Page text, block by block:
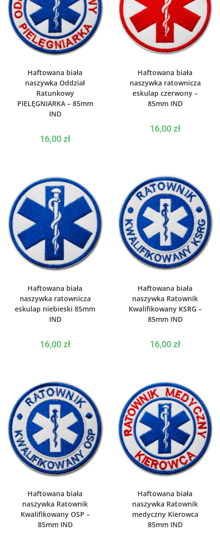
Haftowana biała
naszywka Oddział
Ratunkowy
PIELĘGNIARKA – 85mm
IND
16,00zł
Haftowana biała
naszywka ratownicza
eskulap czerwony –
85mm IND
16,00zł
Haftowana biała
naszywka ratownicza
eskulap niebieski 85mm
IND
16,00zł
Haftowana biała
naszywka Ratownik
Kwalifikowany KSRG –
85mm IND
16,00zł
Haftowana biała
naszywka Ratownik
Kwalifikowany OSP –
85mm IND
Haftowana biała
naszywka Ratownik
medyczny Kierowca
85mm IND